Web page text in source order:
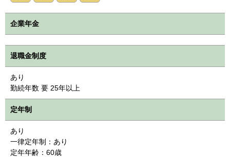
企業年金
退職金制度
あり
勤続年数 要 25年以上
定年制
あり
一律定年制：あり
定年年齢：60歳